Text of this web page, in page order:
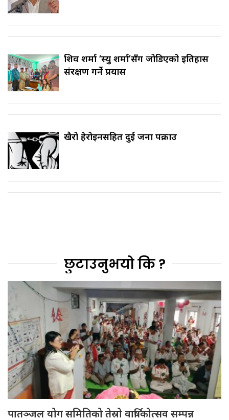
शिव शर्मा ‘स्यु शर्मा’सँग जोडिएको इतिहास
संरक्षण गर्ने प्रयास
खैरो हेरोइनसहित दुई जना पक्राउ
छुटाउनुभयो कि ?
पातञ्जल योग समितिको तेस्रो वार्षिकोत्सव सम्पन्न